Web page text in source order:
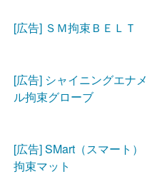
[広告] ＳＭ拘束ＢＥＬＴ
[広告] シャイニングエナメ
ル拘束グローブ
[広告] SMart（スマート）
拘束マット